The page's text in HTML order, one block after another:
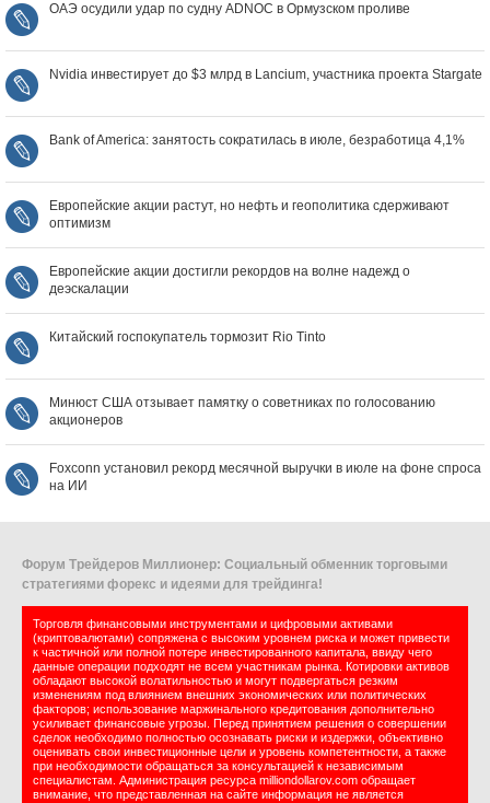
ОАЭ осудили удар по судну ADNOC в Ормузском проливе
Nvidia инвестирует до $3 млрд в Lancium, участника проекта Stargate
Bank of America: занятость сократилась в июле, безработица 4,1%
Европейские акции растут, но нефть и геополитика сдерживают
оптимизм
Европейские акции достигли рекордов на волне надежд о
деэскалации
Китайский госпокупатель тормозит Rio Tinto
Минюст США отзывает памятку о советниках по голосованию
акционеров
Foxconn установил рекорд месячной выручки в июле на фоне спроса
на ИИ
Форум Трейдеров Миллионер: Социальный обменник торговыми
стратегиями форекс и идеями для трейдинга!
Торговля финансовыми инструментами и цифровыми активами
(криптовалютами) сопряжена с высоким уровнем риска и может привести
к частичной или полной потере инвестированного капитала, ввиду чего
данные операции подходят не всем участникам рынка. Котировки активов
обладают высокой волатильностью и могут подвергаться резким
изменениям под влиянием внешних экономических или политических
факторов; использование маржинального кредитования дополнительно
усиливает финансовые угрозы. Перед принятием решения о совершении
сделок необходимо полностью осознавать риски и издержки, объективно
оценивать свои инвестиционные цели и уровень компетентности, а также
при необходимости обращаться за консультацией к независимым
специалистам. Администрация ресурса milliondollarov.com обращает
внимание, что представленная на сайте информация не является